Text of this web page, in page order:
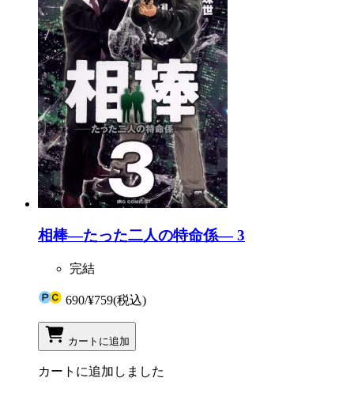
相棒―たった二人の特命係― 3
完結
690/¥759(税込)
カートに追加
カートに追加しました